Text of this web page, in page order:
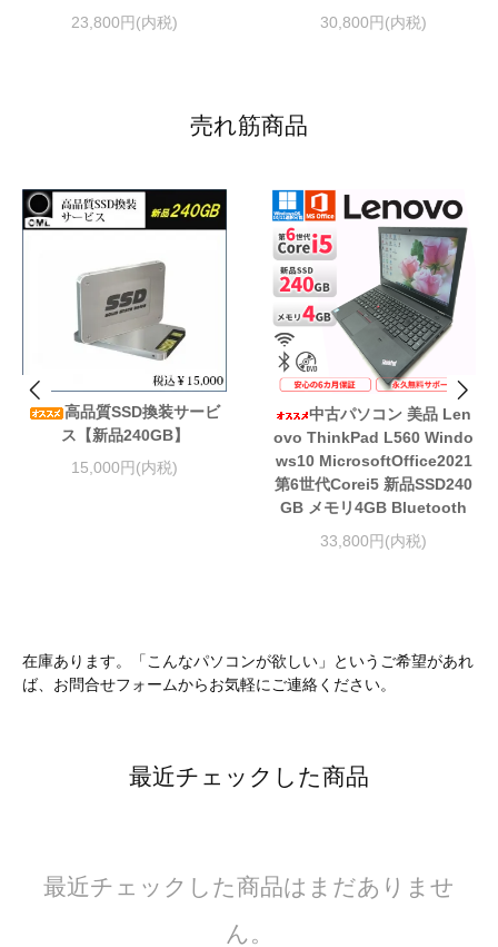
23,800円(内税)
30,800円(内税)
売れ筋商品
高品質SSD換装サービ
ス【新品240GB】
15,000円(内税)
中古パソコン 美品 Len
ovo ThinkPad L560 Windo
ws10 MicrosoftOffice2021
第6世代Corei5 新品SSD240
GB メモリ4GB Bluetooth
33,800円(内税)
在庫あります。「こんなパソコンが欲しい」というご希望があれ
ば、お問合せフォームからお気軽にご連絡ください。
最近チェックした商品
最近チェックした商品はまだありませ
ん。